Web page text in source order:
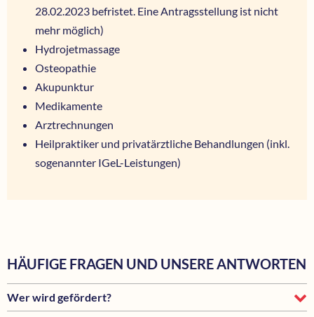
28.02.2023 befristet. Eine Antragsstellung ist nicht
mehr möglich)
Hydrojetmassage
Osteopathie
Akupunktur
Medikamente
Arztrechnungen
Heilpraktiker und privatärztliche Behandlungen (inkl.
sogenannter IGeL-Leistungen)
HÄUFIGE FRAGEN UND UNSERE ANTWORTEN
Wer wird gefördert?